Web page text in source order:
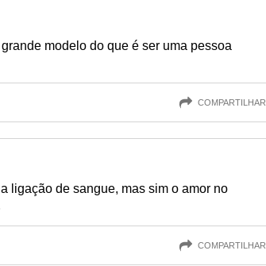
modelo do que é ser uma pessoa
COMPARTILHAR
ligação de sangue, mas sim o amor no
COMPARTILHAR